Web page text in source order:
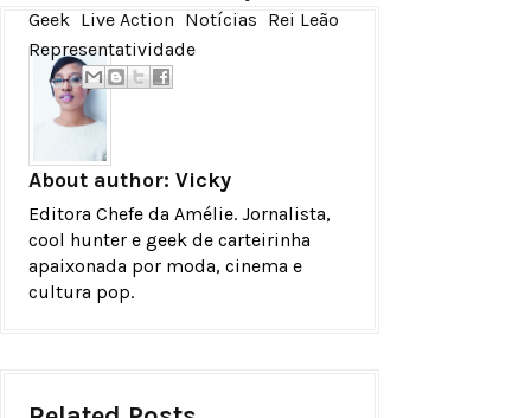
Geek Live Action Notícias Rei Leão
Representatividade
About author: Vicky
Editora Chefe da Amélie. Jornalista,
cool hunter e geek de carteirinha
apaixonada por moda, cinema e
cultura pop.